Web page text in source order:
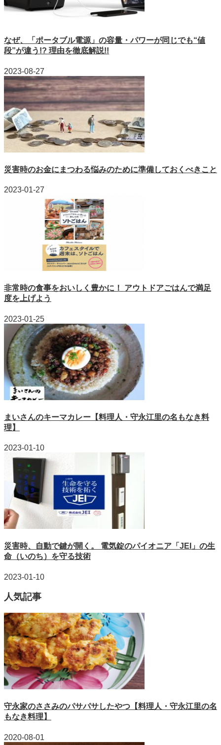
なぜ、「ポータブル電源」の容量・パワーが同じでも“値
段”が違う!? 理由を徹底解説!!
2023-08-27
災害時のお金にまつわる悩みのために準備しておくべきこと
2023-01-27
非常時の食事をおいしく豊かに！ アウトドアごはんで満足
度を上げよう
2023-01-25
まいさんのキーマカレー【料理人・守永江里の名もなき料
理】
2023-01-10
災害時、自動で鍵が開く。 電気錠のパイオニア「JEI」の生
命（いのち）を守る技術
2023-01-10
人気記事
守永家のささみのパサパサしたやつ【料理人・守永江里の名
もなき料理】
2020-08-01